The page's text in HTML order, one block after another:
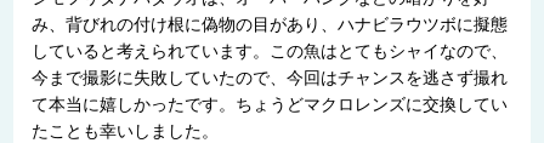
み、背びれの付け根に偽物の目があり、ハナビラウツボに擬態
していると考えられています。この魚はとてもシャイなので、
今まで撮影に失敗していたので、今回はチャンスを逃さず撮れ
て本当に嬉しかったです。ちょうどマクロレンズに交換してい
たことも幸いしました。